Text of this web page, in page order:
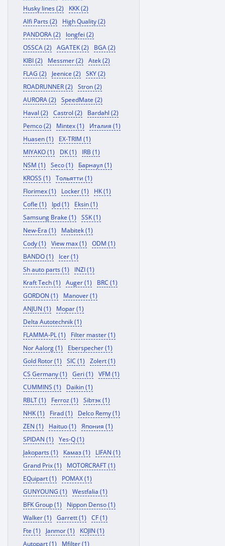
Husky lines (2)
KKK (2)
Alfi Parts (2)
High Quality (2)
PANDORA (2)
longfei (2)
OSSCA (2)
AGATEK (2)
BGA (2)
KIBI (2)
Messmer (2)
Atek (2)
FLAG (2)
Jeenice (2)
SKY (2)
ROADRUNNER (2)
Stron (2)
AURORA (2)
SpeedMate (2)
Haval (2)
Castrol (2)
Bardahl (2)
Pemco (2)
Mintex (1)
Италия (1)
Huasen (1)
EX-TRIM (1)
MIYAKO (1)
DK (1)
IRB (1)
NSM (1)
Seco (1)
Барнаул (1)
KROSS (1)
Тольятти (1)
Florimex (1)
Locker (1)
HK (1)
Cofle (1)
Ipd (1)
Eksin (1)
Samsung Brake (1)
SSK (1)
New-Era (1)
Mabitek (1)
Cody (1)
View max (1)
ODM (1)
BANDO (1)
Icer (1)
Sh auto parts (1)
INZI (1)
Kraft Tech (1)
Auger (1)
BRC (1)
GORDON (1)
Manover (1)
ANJUN (1)
Mopar (1)
Delta Autotechnik (1)
FLAMMA-PL (1)
Filter master (1)
Nor Aalorg (1)
Eberspecher (1)
Gold Rotor (1)
SIC (1)
Zolert (1)
CS Germany (1)
Geri (1)
VFM (1)
CUMMINS (1)
Daikin (1)
RBLT (1)
Ferroz (1)
Sibтэк (1)
NHK (1)
Firad (1)
Delco Remy (1)
ZEN (1)
Haituo (1)
Япония (1)
SPIDAN (1)
Yes-Q (1)
Jakoparts (1)
Камаз (1)
LIFAN (1)
Grand Prix (1)
MOTORCRAFT (1)
EQuipart (1)
POMAX (1)
GUNYOUNG (1)
Westfalia (1)
BFK Group (1)
Nippon Denso (1)
Walker (1)
Garrett (1)
CF (1)
Fte (1)
Janmor (1)
KOJIN (1)
Autopart (1)
Mfilter (1)